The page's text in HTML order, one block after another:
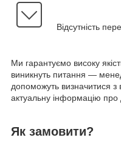
Відсутність
Ми гарантуємо високу
виникнуть питання —
допоможуть визначитися
актуальну інформацію про
Як замовити?